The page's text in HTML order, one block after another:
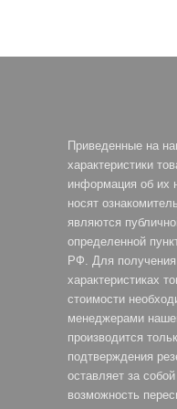
Приведенные на
характеристики
информация об их
носят
являются
определенной
РФ. Для
характеристиках
стоимости
менеджерами
производится
подтверждения
оставляет за
возможность